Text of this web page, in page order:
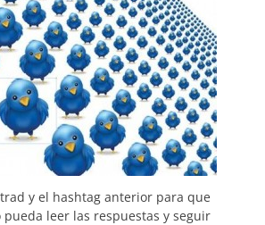
y el hashtag anterior para que
leer las respuestas y seguir